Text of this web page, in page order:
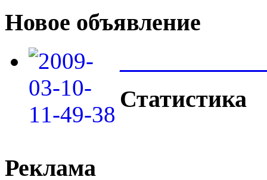
Новое объявление
Статистика
Реклама